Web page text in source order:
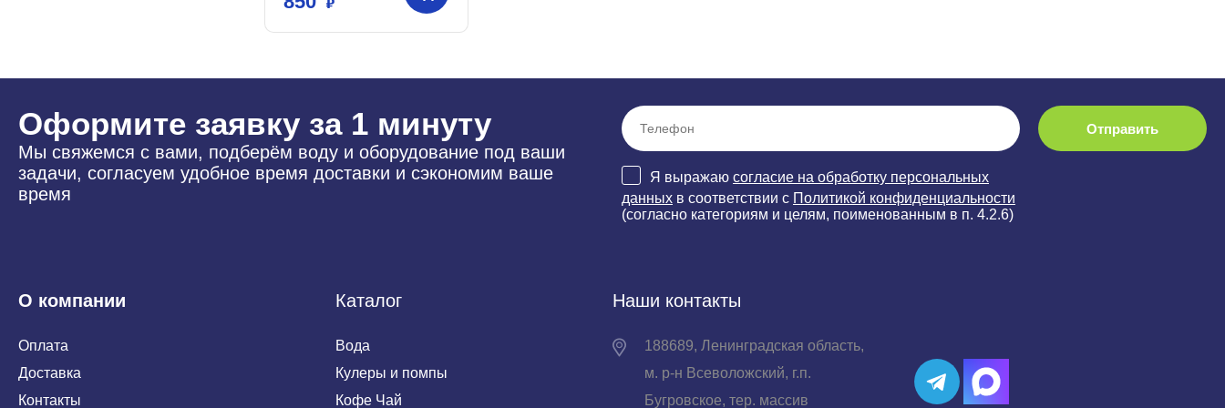
Оформите заявку за 1 минуту
Мы свяжемся с вами, подберём воду и оборудование под ваши
задачи, согласуем удобное время доставки и сэкономим ваше
время
Я выражаю согласие на обработку персональных
данных в соответствии с Политикой конфиденциальности
(согласно категориям и целям, поименованным в п. 4.2.6)
Отправить
О компании
Оплата
Доставка
Контакты
Каталог
Вода
Кулеры и помпы
Кофе Чай
Наши контакты
188689, Ленинградская область,
м. р-н Всеволожский, г.п.
Бугровское, тер. массив